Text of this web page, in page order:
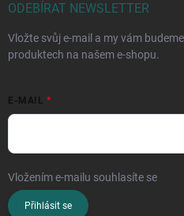
ODEBÍRAT NEWSLETTER
Vložte svůj e-mail a my vám
produktech na našem e-shopu.
E-MAIL
Vložením e-mailu souhlasíte se
Přihlásit se